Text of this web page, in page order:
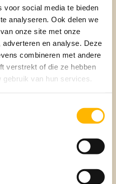
voor social media te bieden
analyseren. Ook delen we
onze site met onze
en analyse. Deze
combineren met andere
verstrekt of die ze hebben
van hun services.